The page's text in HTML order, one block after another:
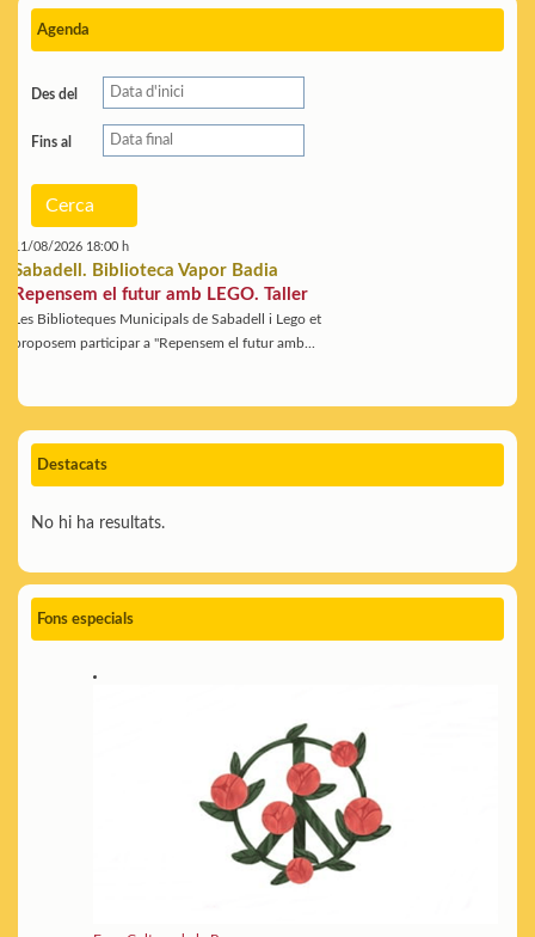
Agenda
Des del
Fins al
Cerca
11/08/2026 18:00 h
Sabadell. Biblioteca Vapor Badia
Repensem el futur amb LEGO. Taller
Les Biblioteques Municipals de Sabadell i Lego et
proposem participar a "Repensem el futur amb...
Destacats
No hi ha resultats.
Fons especials